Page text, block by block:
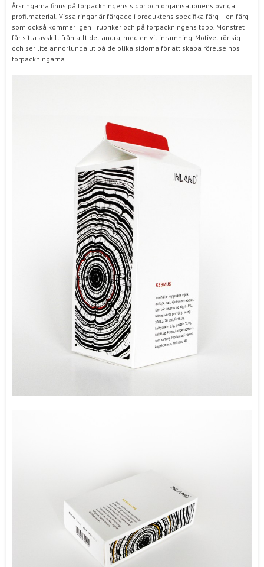
Årsringarna finns på förpackningens sidor och organisationens övriga
profilmaterial. Vissa ringar är färgade i produktens specifika färg – en färg
som också kommer igen i rubriker och på förpackningens topp. Mönstret
får sitta avskilt från allt det andra, med en vit inramning. Motivet rör sig
och ser lite annorlunda ut på de olika sidorna för att skapa rörelse hos
förpackningarna.